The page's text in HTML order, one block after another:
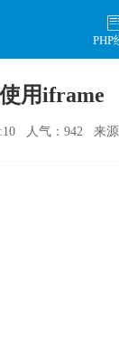
PHP
用iframe
人气：942 来